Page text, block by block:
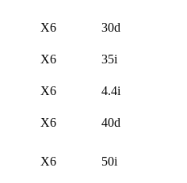
X6
30d
X6
35i
X6
4.4i
X6
40d
X6 50i